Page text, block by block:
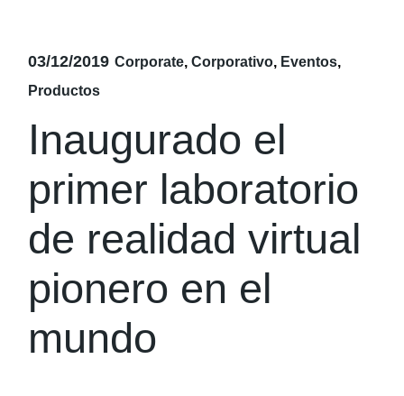
03/12/2019 Corporate Corporativo
Eventos
Productos
Inaugurado el
primer laboratorio
de realidad virtual
pionero en el
mundo